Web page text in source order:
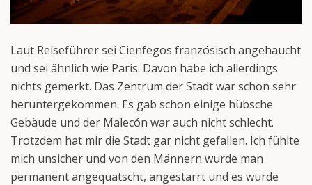
Laut Reiseführer sei Cienfegos französisch angehaucht
und sei ähnlich wie Paris. Davon habe ich allerdings
nichts gemerkt. Das Zentrum der Stadt war schon sehr
heruntergekommen. Es gab schon einige hübsche
Gebäude und der Malecón war auch nicht schlecht.
Trotzdem hat mir die Stadt gar nicht gefallen. Ich fühlte
mich unsicher und von den Männern wurde man
permanent angequatscht, angestarrt und es wurde